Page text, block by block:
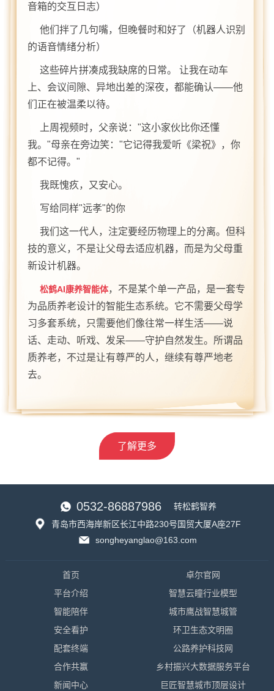
音箱的交互日志）
他们拌了几句嘴，但晚餐时和好了（机器人识别
的语音情绪分析）
这些碎片拼凑成我缺席的日常。 让我在动车
上、会议间隙、异地出差的深夜，都能确认——他
们正在被温柔以待。
上周视频时，父亲说："这小家伙比你还懂
我。"母亲在旁边笑："它记得我爱听《梁祝》，你
都不记得。"
我既愧疚，又安心。
写给同样"远孝"的你
我们这一代人，注定要经历物理上的分离。但科
技的意义，不是让父母去适应机器，而是为父母重
新设计机器。
松鹤AI康养智能体，不是某个单一产品，是一套专
为品质养老设计的智能生态系统。它不需要父母学
习多套系统，只需要他们像往常一样生活——说
话、走动、听戏、发呆——守护自然发生。所谓品
质养老，不过是让有尊严的人，继续有尊严地老
去。
了解更多
0532-86887986
转松鹤智养
青岛市西海岸新区长江中路230号国贸大厦A座27F
songheyanglao@163.com
首页
平台介绍
智能陪伴
安全看护
配套终端
合作共赢
新闻中心
卓尔官网
智慧云瞳行业模型
城市鹰战智慧城管
环卫生态文明圈
公路养护科技网
乡村振兴大数据服务平台
巨匠智慧城市顶层设计